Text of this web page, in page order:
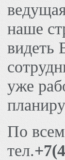
наше
видеть
уже
По
тел.